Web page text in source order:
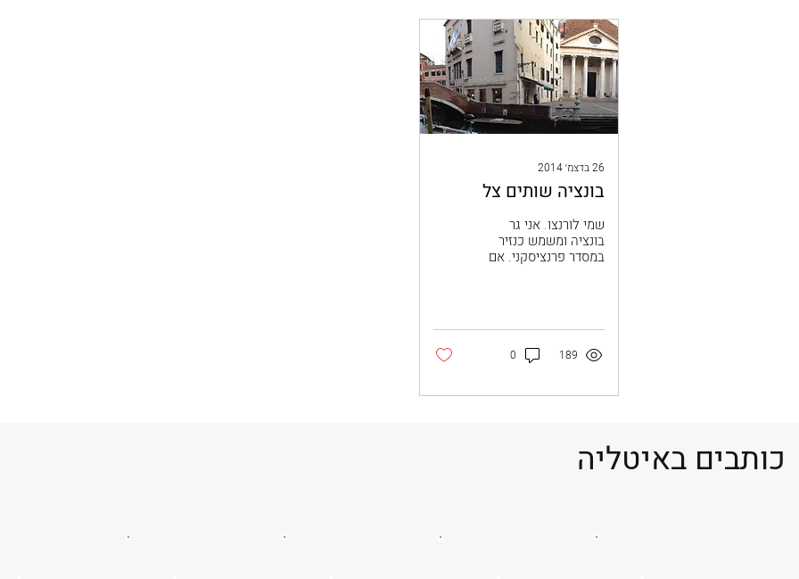
26 בדצמ׳ 2014
בונציה שותים צל
שמי לורנצו. אני גר
בונציה ומשמש כנזיר
במסדר פרנציסקני. אם
סנטה...
189
0
כותבים באיטליה